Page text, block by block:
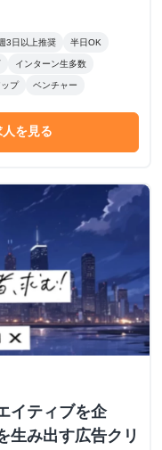
3日以上推奨 半日OK
インターン生多数
プ ベンチャー
人を見る
イティブを企
生み出す広告クリ